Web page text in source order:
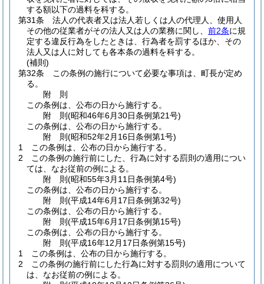
する額以下の過料を科する。
第31条
法人の代表者又は法人若しくは人の代理人、使用人
その他の従業者がその法人又は人の業務に関し、 前2条に規
定する違反行為をしたときは、行為者を罰するほか、その
法人又は人に対しても各本条の過料を科する。
(補則)
第32条
この条例の施行について必要な事項は、町長が定め
る。
附 則
この条例は、公布の日から施行する。
附 則(昭和46年6月30日条例第21号)
この条例は、公布の日から施行する。
附 則(昭和52年2月16日条例第1号)
1
この条例は、公布の日から施行する。
2
この条例の施行前にした、行為に対する罰則の適用につい
ては、なお従前の例による。
附 則(昭和55年3月11日条例第4号)
この条例は、公布の日から施行する。
附 則(平成14年6月17日条例第32号)
この条例は、公布の日から施行する。
附 則(平成15年6月17日条例第15号)
この条例は、公布の日から施行する。
附 則(平成16年12月17日条例第15号)
1
この条例は、公布の日から施行する。
2
この条例の施行前にした行為に対する罰則の適用について
は、なお従前の例による。